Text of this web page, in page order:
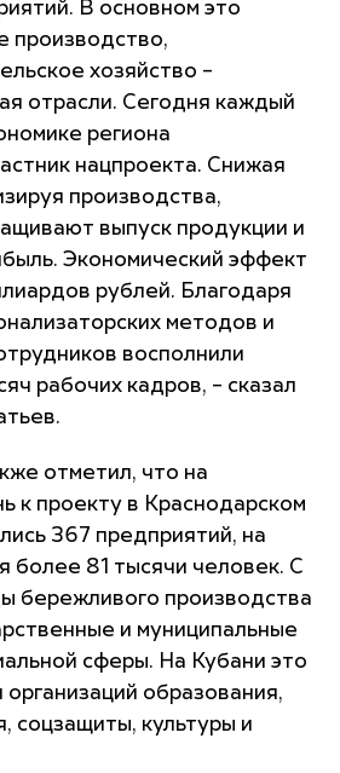
В основном это
производство,
хозяйство –
отрасли. Сегодня каждый
региона
нацпроекта. Снижая
производства,
выпуск продукции и
Экономический эффект
рублей. Благодаря
методов и
восполнили
рабочих кадров, – сказал
отметил, что на
к проекту в Краснодарском
367 предприятий, на
более 81 тысячи человек. С
бережливого производства
и муниципальные
сферы. На Кубани это
образования,
соцзащиты, культуры и